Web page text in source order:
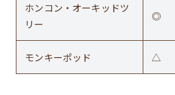
ホンコン・オーキッドツ
リー
◎
モンキーポッド △